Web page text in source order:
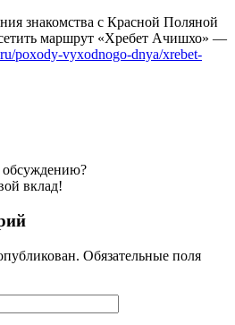
знакомства с Красной Поляной
маршрут «Хребет Ачишхо» —
poxody-vyxodnogo-dnya/xrebet-
обсуждению?
вклад!
Обязательные поля